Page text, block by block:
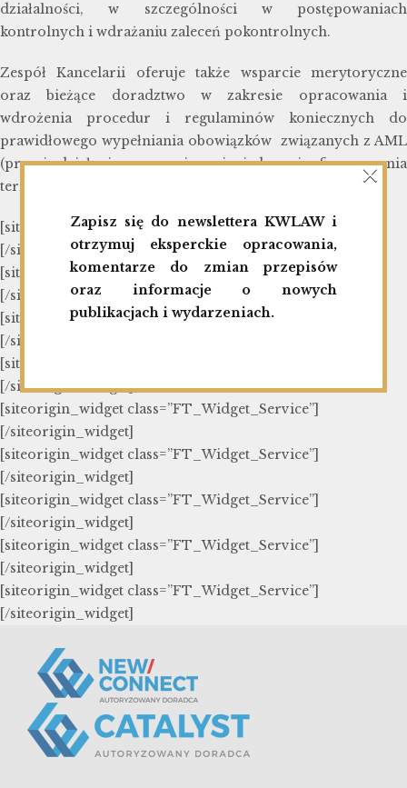
działalności, w szczególności w postępowaniach
kontrolnych i wdrażaniu zaleceń pokontrolnych.
Zespół Kancelarii oferuje także wsparcie merytoryczne
oraz bieżące doradztwo w zakresie opracowania i
wdrożenia procedur i regulaminów koniecznych do
prawidłowego wypełniania obowiązków związanych z AML
(przeciwdziałaniem prania pieniędzy i finansowania
terroryzmu).
[siteorigin_widget class=”FT_Widget_Heading”]
[/siteorigin_widget]
[siteorigin_widget class=”FT_Widget_Service”]
[/siteorigin_widget]
[siteorigin_widget class=”FT_Widget_Service”]
[/siteorigin_widget]
[siteorigin_widget class=”FT_Widget_Service”]
[/siteorigin_widget]
[siteorigin_widget class=”FT_Widget_Service”]
[/siteorigin_widget]
[siteorigin_widget class=”FT_Widget_Service”]
[/siteorigin_widget]
[siteorigin_widget class=”FT_Widget_Service”]
[/siteorigin_widget]
[siteorigin_widget class=”FT_Widget_Service”]
[/siteorigin_widget]
[siteorigin_widget class=”FT_Widget_Service”]
[/siteorigin_widget]
Zapisz się do newslettera KWLAW i
otrzymuj eksperckie opracowania,
komentarze do zmian przepisów
oraz informacje o nowych
publikacjach i wydarzeniach.
×